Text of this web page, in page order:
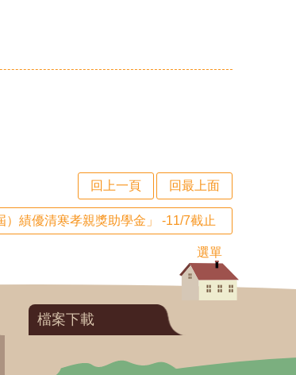
回上一頁 回最上面
績優清寒孝親獎助學金」 -11/7截止
選單
檔案下載